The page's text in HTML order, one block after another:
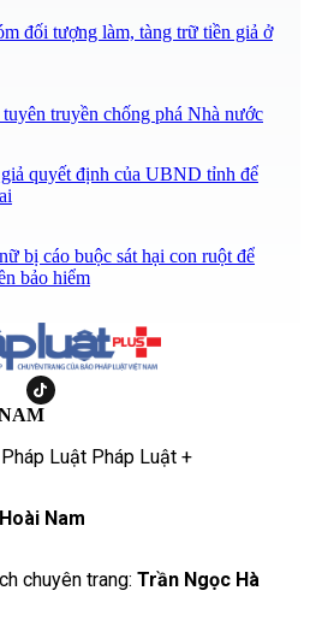
đối tượng làm, tàng trữ tiền giả ở
truyền chống phá Nhà nước
quyết định của UBND tỉnh để
bị cáo buộc sát hại con ruột để
bảo hiểm
Luật Pháp Luật +
Nam
chuyên trang: Trần Ngọc Hà